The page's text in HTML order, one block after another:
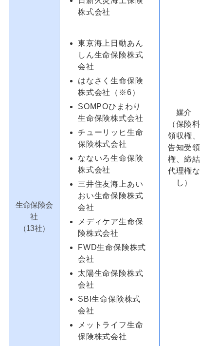
株式会社
媒介
（保険料
領収権、
告知受領
権、締結
代理権な
し）
生命保険会
社
（13社）
東京海上日動あん
しん生命保険株式
会社
はなさく生命保険
株式会社（※6）
SOMPOひまわり
生命保険株式会社
チューリッヒ生命
保険株式会社
なないろ生命保険
株式会社
三井住友海上あい
おい生命保険株式
会社
メディケア生命保
険株式会社
FWD生命保険株式
会社
太陽生命保険株式
会社
SBI生命保険株式
会社
メットライフ生命
保険株式会社